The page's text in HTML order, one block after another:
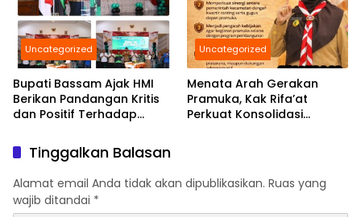
Uncategorized
Bupati Bassam Ajak HMI
Berikan Pandangan Kritis
dan Positif Terhadap
Daerah Yang Di Hadapi
Bersama
Uncategorized
Menata Arah Gerakan
Pramuka, Kak Rifa’at
Perkuat Konsolidasi
Tinggalkan Balasan
Alamat email Anda tidak akan dipublikasikan. Ruas yang
wajib ditandai *